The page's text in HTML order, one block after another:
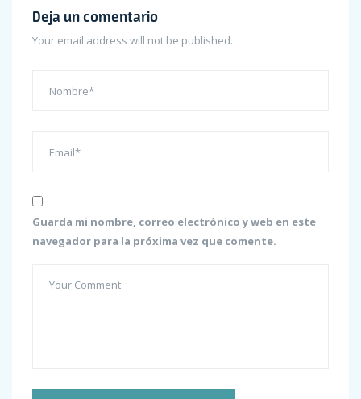
Deja un comentario
Your email address will not be published.
Guarda mi nombre, correo electrónico y web en este
navegador para la próxima vez que comente.